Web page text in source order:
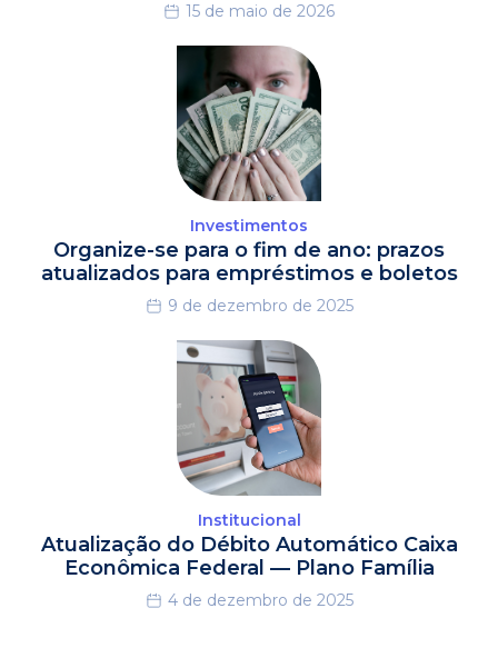
15 de maio de 2026
Investimentos
Organize-se para o fim de ano: prazos
atualizados para empréstimos e boletos
9 de dezembro de 2025
Institucional
Atualização do Débito Automático Caixa
Econômica Federal — Plano Família
4 de dezembro de 2025